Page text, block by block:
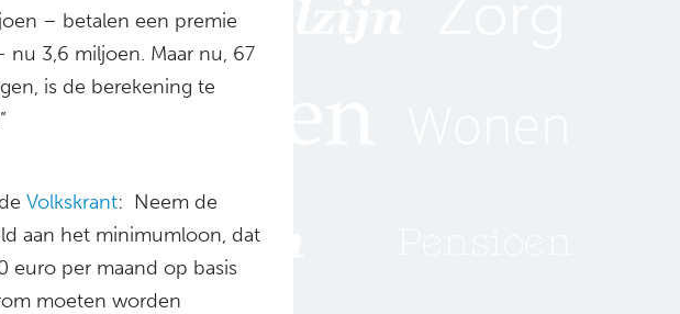
– betalen een premie
3,6 miljoen. Maar nu, 67
is de berekening te
Volkskrant: Neem de
aan het minimumloon, dat
euro per maand op basis
moeten worden